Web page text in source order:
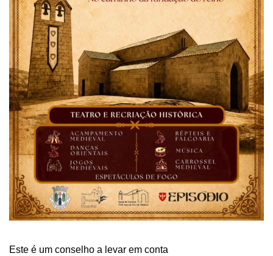
Este é um conselho a levar em conta